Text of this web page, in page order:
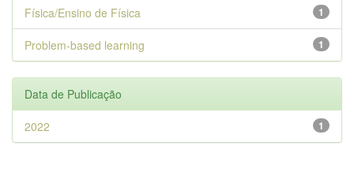
1
Física/Ensino de Física
1
Problem-based learning
Data de Publicação
1
2022